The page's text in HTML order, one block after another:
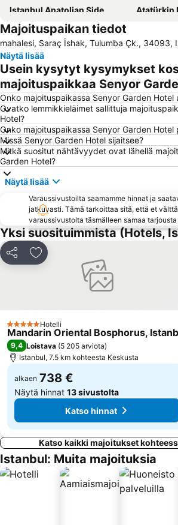
Istanbul Anatolian Side
Atatürkin
Besiktas
Karakoy Limani
Taksim
Aksarayn metroasema
Sultan
Pendik
Kapali
Osmanbey Subway Station
Bakırköy
Uskudar
Sirkeci
Bagcilar
Nisantasi shopping district
Istiklal
Taksim Gezi Parki
Buyukada
Bosphorus
Yenikapi Subway Station
Sirkeci
Esenler
Eminonu
Golden Horn
Gayrettepe Subway Station
Platform Merter
Istanbul Sapphire
Viaport Outlet
Tomb of
Majoituspaikan tiedot
mahalesi, Saraç İshak, Tulumba Çk., 34093,
Näytä lisää
Usein kysytyt kysymykset
majoituspaikkaa Senyor
Onko majoituspaikassa Senyor Garden Hotel
Ovatko lemmikkieläimet sallittuja
Hotel?
Onko majoituspaikassa Senyor Garden
Missä Senyor Garden Hotel sijaitsee?
Mitkä suositut nähtävyydet ovat lähellä
Garden Hotel?
Näytä lisää
Varaussivustoilta saamamme hinnat ja
jatkuvasti. Tämä tarkoittaa sitä, että et
varaussivustolta täsmälleen samaa
Yksi suosituimmista (Hotels,
Jaa Lisää suosikkeihin
5 Tähtiluokitus
Hotelli
Mandarin Oriental Bosphorus,
9,4 Loistava (5 205 arviota)
Istanbul, 7.5 km kohteesta Keskusta
alkaen 738 €
Näytä hinnat 13 sivustolta
Katso hinnat
Katso kaikki majoitukset
Istanbul: Muita majoituksia